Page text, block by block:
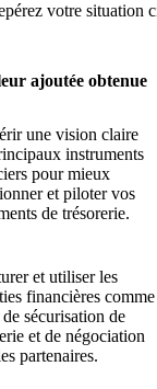
votre situation
ajoutée obtenue
une vision claire
instruments
pour mieux
et piloter vos
de trésorerie.
et utiliser les
financières comme
sécurisation de
et de négociation
partenaires.